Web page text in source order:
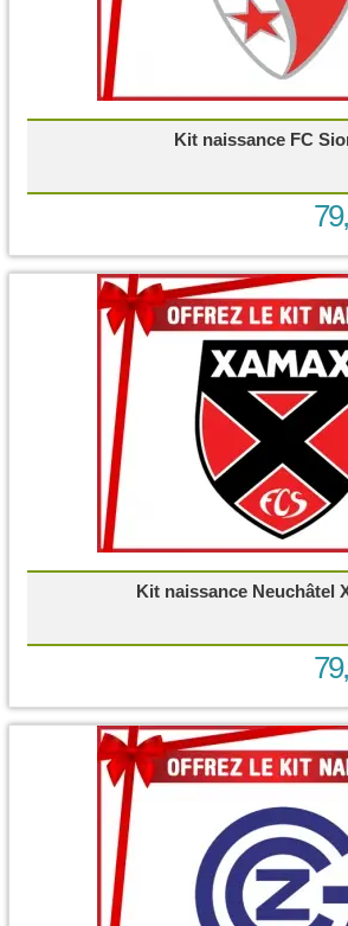
Kit naissance FC
Kit naissance Neuchâtel